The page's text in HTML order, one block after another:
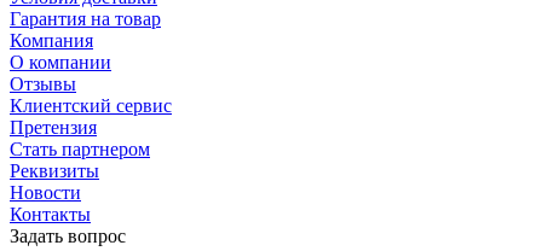
Гарантия на товар
Компания
О компании
Отзывы
Клиентский сервис
Претензия
Стать партнером
Реквизиты
Новости
Контакты
Задать вопрос